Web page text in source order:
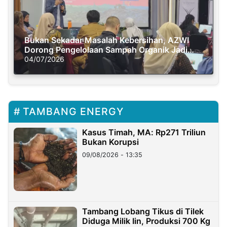
Bukan Sekadar Masalah Kebersihan, AZWI
Dorong Pengelolaan Sampah Organik Jadi
Solusi Krisis Iklim
04/07/2026
TAMBANG ENERGY
Kasus Timah, MA: Rp271 Triliun
Bukan Korupsi
09/08/2026 - 13:35
Tambang Lobang Tikus di Tilek
Diduga Milik Iin, Produksi 700 Kg